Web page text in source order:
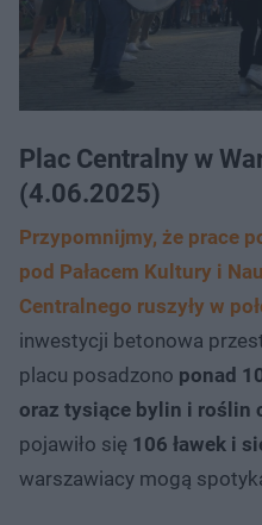
Plac Centralny w
(4.06.2025)
Przypomnijmy, że prace
pod Pałacem Kultury i
Centralnego ruszyły w
inwestycji betonowa
placu posadzono ponad
oraz tysiące bylin i roślin
pojawiło się 106 ławek i
warszawiacy mogą